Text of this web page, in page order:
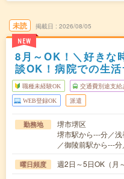
未読
NEW
掲載日 2026/08/05
8月～OK！＼好きな
談OK！病院での生
職種未経験OK 交通費別途支給
WEB登録OK 派遣
勤務地
堺市堺区
堺市駅から---分／
／御陵前駅から---
曜日頻度 週2日～5日OK（